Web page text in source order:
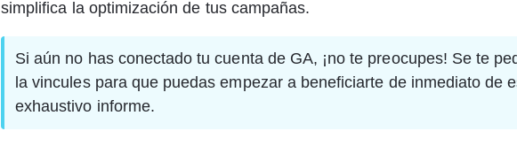
simplifica la optimización de tus campañas.
Si aún no has conectado tu cuenta de GA, ¡no te preocupes! Se te
la vincules para que puedas empezar a beneficiarte de inmediato de
exhaustivo informe.